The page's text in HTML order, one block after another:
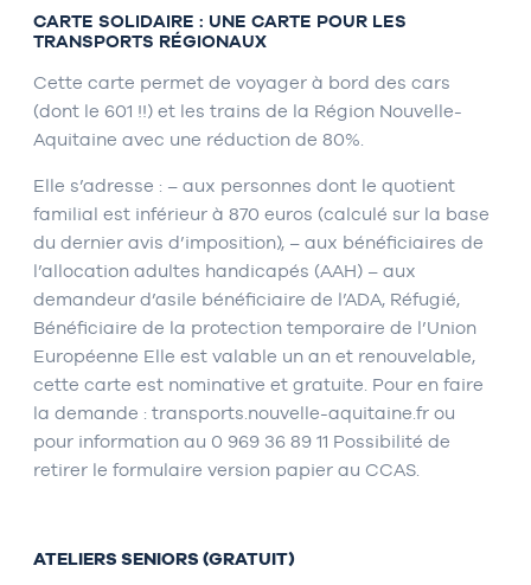
CARTE SOLIDAIRE : UNE CARTE POUR LES
TRANSPORTS RÉGIONAUX
Cette carte permet de voyager à bord des cars
(dont le 601 !!) et les trains de la Région Nouvelle-
Aquitaine avec une réduction de 80%.
Elle s’adresse : – aux personnes dont le quotient
familial est inférieur à 870 euros (calculé sur la base
du dernier avis d’imposition), – aux bénéficiaires de
l’allocation adultes handicapés (AAH) – aux
demandeur d’asile bénéficiaire de l’ADA, Réfugié,
Bénéficiaire de la protection temporaire de l’Union
Européenne Elle est valable un an et renouvelable,
cette carte est nominative et gratuite. Pour en faire
la demande : transports.nouvelle-aquitaine.fr ou
pour information au 0 969 36 89 11 Possibilité de
retirer le formulaire version papier au CCAS.
ATELIERS SENIORS (GRATUIT)